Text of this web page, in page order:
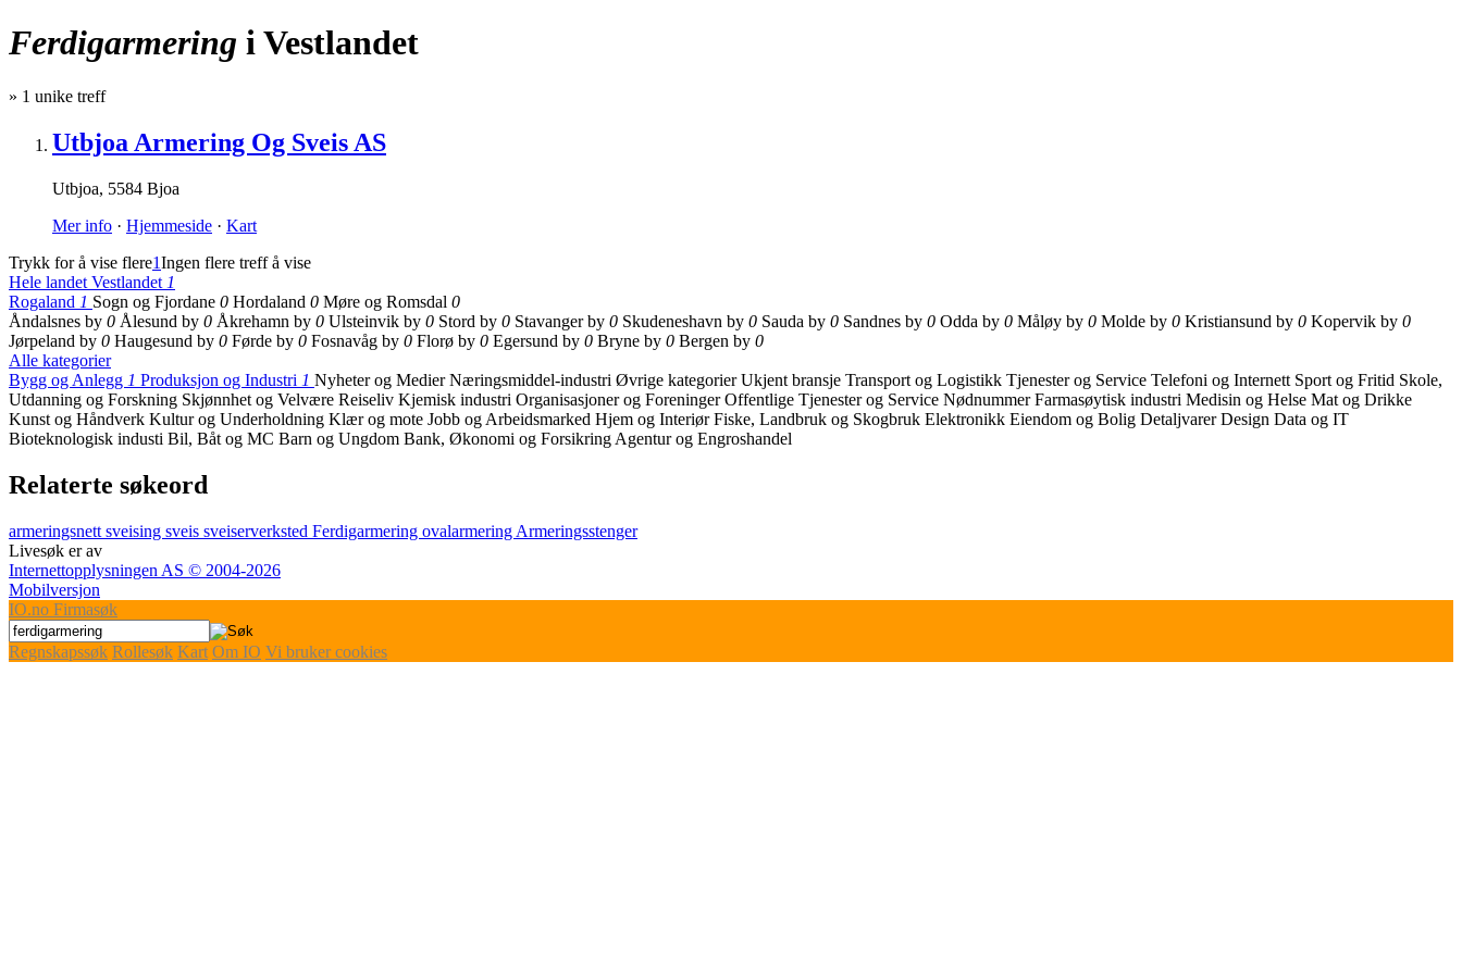
Ferdigarmering i Vestlandet
» 1 unike treff
Utbjoa Armering Og Sveis AS
Utbjoa, 5584 Bjoa
Mer info · Hjemmeside · Kart
Trykk for å vise flere1Ingen flere treff å vise
Hele landet Vestlandet 1
Rogaland 1 Sogn og Fjordane 0 Hordaland 0 Møre og Romsdal 0
Åndalsnes by 0 Ålesund by 0 Åkrehamn by 0 Ulsteinvik by 0 Stord by 0 Stavanger by 0 Skudeneshavn by 0 Sauda by 0 Sandnes by 0 Odda by 0 Måløy by 0 Molde by 0 Kristiansund by 0 Kopervik by 0
Jørpeland by 0 Haugesund by 0 Førde by 0 Fosnavåg by 0 Florø by 0 Egersund by 0 Bryne by 0 Bergen by 0
Alle kategorier
Bygg og Anlegg 1 Produksjon og Industri 1 Nyheter og MedierNæringsmiddel-industri Øvrige kategorierUkjent bransje Transport og Logistikk Tjenester og Service Telefoni og Internett Sport og Fritid Skole,
Utdanning og Forskning Skjønnhet og Velvære Reiseliv Kjemisk industri Organisasjoner og ForeningerOffentlige Tjenester og Service NødnummerFarmasøytisk industri Medisin og Helse Mat og Drikke
Kunst og Håndverk Kultur og Underholdning Klær og mote Jobb og Arbeidsmarked Hjem og InteriørFiske, Landbruk og Skogbruk Elektronikk Eiendom og Bolig DetaljvarerDesign Data og IT
Bioteknologisk industi Bil, Båt og MC Barn og Ungdom Bank, Økonomi og Forsikring Agentur og Engroshandel
Relaterte søkeord
armeringsnett sveising sveis sveiserverksted Ferdigarmering ovalarmering Armeringsstenger
Livesøk er av
Internettopplysningen AS © 2004-2026
Mobilversjon
IO.no Firmasøk
Regnskapssøk Rollesøk Kart Om IO Vi bruker cookies